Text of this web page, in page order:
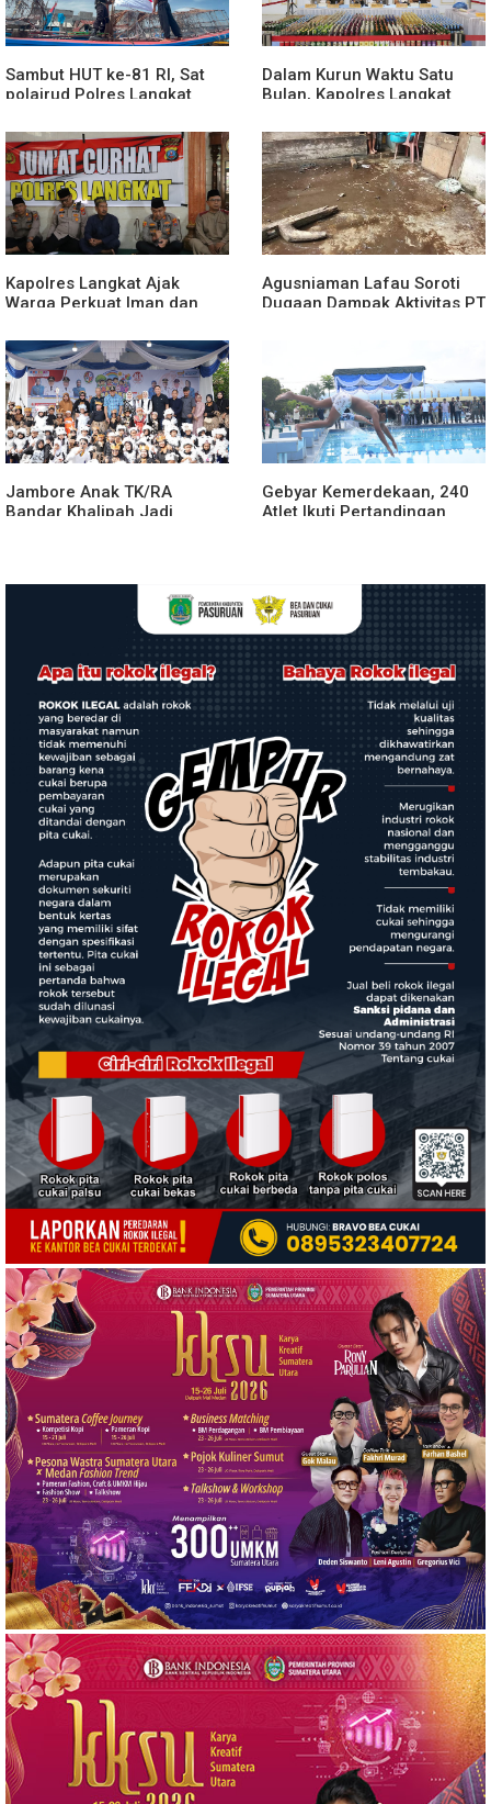
Sambut HUT ke-81 RI, Sat
polairud Polres Langkat
Putih kepada Nelayan
Dalam Kurun Waktu Satu
Bulan, Kapolres Langkat
Narkotika, Tindak Pidana
Kriminal, dan Kekerasan
Seksual terhadap Anak
Kapolres Langkat Ajak
Warga Perkuat Iman dan
Safari Jumat Curhat
Agusniaman Lafau Soroti
Dugaan Dampak Aktivitas PT
Jambore Anak TK/RA
Bandar Khalipah Jadi
Gebyar Kemerdekaan, 240
Atlet Ikuti Pertandingan